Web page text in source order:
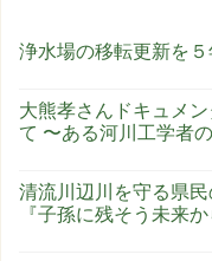
浄水場の移転更新を
大熊孝さんドキュメ
て 〜ある河川工学者の
清流川辺川を守る県
『子孫に残そう未来